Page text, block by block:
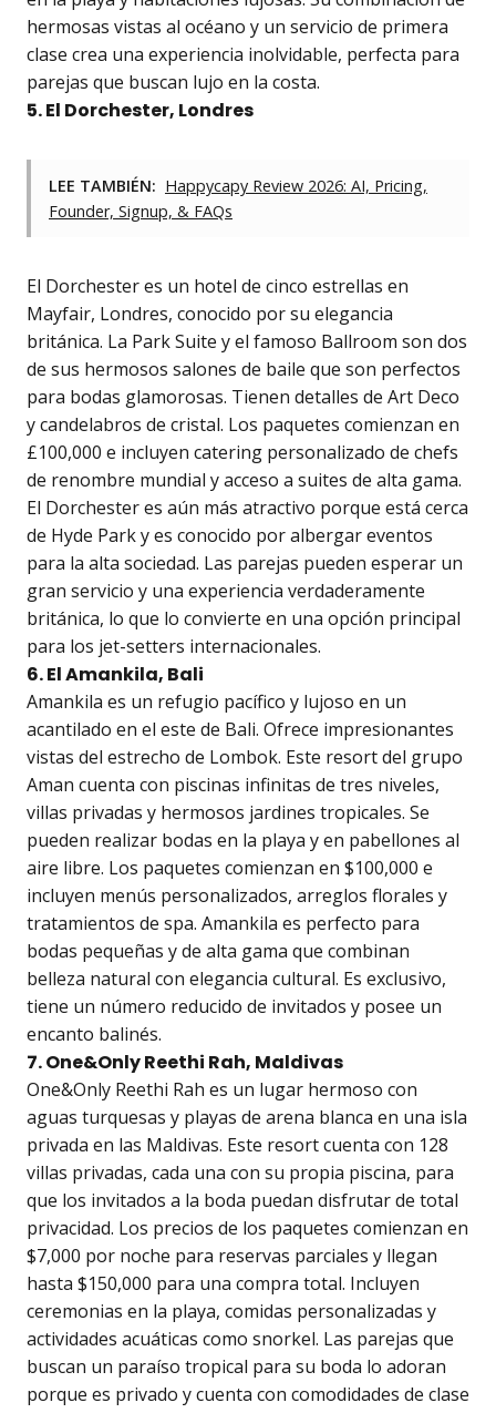
hermosas vistas al océano y un servicio de primera
clase crea una experiencia inolvidable, perfecta para
parejas que buscan lujo en la costa.
5. El Dorchester, Londres
LEE TAMBIÉN: Happycapy Review 2026: AI, Pricing,
Founder, Signup, & FAQs
El Dorchester es un hotel de cinco estrellas en
Mayfair, Londres, conocido por su elegancia
británica. La Park Suite y el famoso Ballroom son dos
de sus hermosos salones de baile que son perfectos
para bodas glamorosas. Tienen detalles de Art Deco
y candelabros de cristal. Los paquetes comienzan en
£100,000 e incluyen catering personalizado de chefs
de renombre mundial y acceso a suites de alta gama.
El Dorchester es aún más atractivo porque está cerca
de Hyde Park y es conocido por albergar eventos
para la alta sociedad. Las parejas pueden esperar un
gran servicio y una experiencia verdaderamente
británica, lo que lo convierte en una opción principal
para los jet-setters internacionales.
6. El Amankila, Bali
Amankila es un refugio pacífico y lujoso en un
acantilado en el este de Bali. Ofrece impresionantes
vistas del estrecho de Lombok. Este resort del grupo
Aman cuenta con piscinas infinitas de tres niveles,
villas privadas y hermosos jardines tropicales. Se
pueden realizar bodas en la playa y en pabellones al
aire libre. Los paquetes comienzan en $100,000 e
incluyen menús personalizados, arreglos florales y
tratamientos de spa. Amankila es perfecto para
bodas pequeñas y de alta gama que combinan
belleza natural con elegancia cultural. Es exclusivo,
tiene un número reducido de invitados y posee un
encanto balinés.
7. One&Only Reethi Rah, Maldivas
One&Only Reethi Rah es un lugar hermoso con
aguas turquesas y playas de arena blanca en una isla
privada en las Maldivas. Este resort cuenta con 128
villas privadas, cada una con su propia piscina, para
que los invitados a la boda puedan disfrutar de total
privacidad. Los precios de los paquetes comienzan en
$7,000 por noche para reservas parciales y llegan
hasta $150,000 para una compra total. Incluyen
ceremonias en la playa, comidas personalizadas y
actividades acuáticas como snorkel. Las parejas que
buscan un paraíso tropical para su boda lo adoran
porque es privado y cuenta con comodidades de clase